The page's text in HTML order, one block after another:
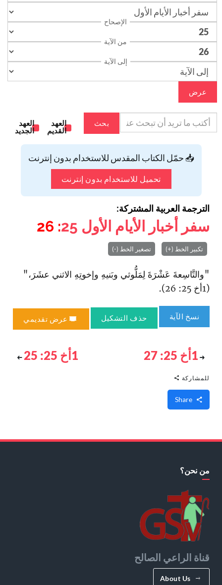
الإصحاح
من الآية
إلى الآية
عرض
بحث
العهد
القديم
العهد
الجديد
📥 حمّل الكتاب المقدس للاستخدام بدون إنترنت
تحميل للاستخدام بدون إنترنت
الترجمة العربية المشتركة:
سفر أخبار الأيام الأول 25
: 26
تكبير الخط (+) تصغير الخط (-)
"والتَّاسِعةَ عَشْرَةَ لِمَلُّوثي وبَنيهِ وإخوتِهِ الاثني عشَرَ،"
(1أخ 25: 26).
نسخ الآية حذف التشكيل عرض تقديمي
1أخ 25: 27 1أخ 25: 25
للمشاركة
من نحن؟
قناة الراعي الصالح
About Us